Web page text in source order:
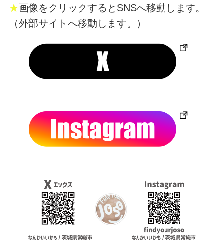
★画像をクリックするとSNSへ移動します。
（外部サイトへ移動します。）